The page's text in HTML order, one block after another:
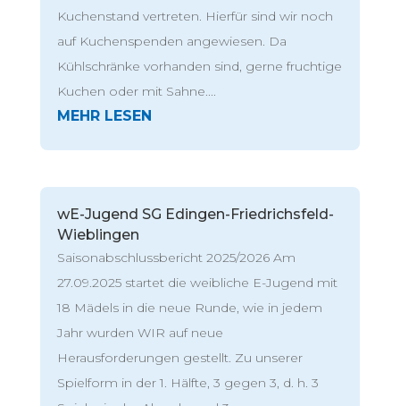
Kuchenstand vertreten. Hierfür sind wir noch
auf Kuchenspenden angewiesen. Da
Kühlschränke vorhanden sind, gerne fruchtige
Kuchen oder mit Sahne....
wE-Jugend SG Edingen-Friedrichsfeld-
Wieblingen
Saisonabschlussbericht 2025/2026 Am
27.09.2025 startet die weibliche E-Jugend mit
18 Mädels in die neue Runde, wie in jedem
Jahr wurden WIR auf neue
Herausforderungen gestellt. Zu unserer
Spielform in der 1. Hälfte, 3 gegen 3, d. h. 3